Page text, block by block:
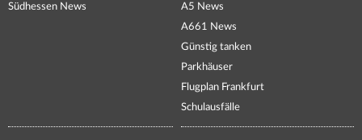
Südhessen News
A5 News
A661 News
Günstig tanken
Parkhäuser
Flugplan Frankfurt
Schulausfälle